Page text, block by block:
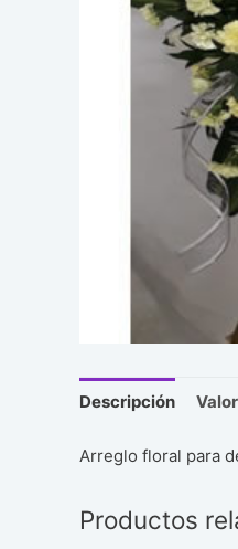
Descripción
Arreglo floral para
Productos